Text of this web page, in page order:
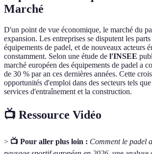
Marché
D'un point de vue économique, le marché du
expansion. Les entreprises se disputent les
équipements de padel, et de nouveaux acteurs
constamment. Selon une étude de l'INSEE
marché européen des équipements de padel a
de 30 % par an ces dernières années. Cette
opportunités d'emploi dans des secteurs tels
services d'entraînement et la construction.
📺 Ressource Vidéo
> 📺 Pour aller plus loin : Comment le padel